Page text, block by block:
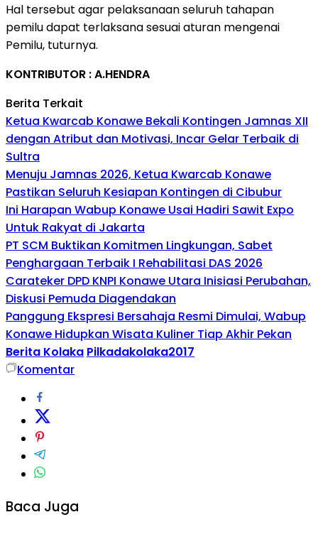
Hal tersebut agar pelaksanaan seluruh tahapan
pemilu dapat terlaksana sesuai aturan mengenai
Pemilu, tuturnya.
KONTRIBUTOR : A.HENDRA
Berita Terkait
Ketua Kwarcab Konawe Bekali Kontingen Jamnas XII
dengan Atribut dan Motivasi, Incar Gelar Terbaik di
Sultra
Menuju Jamnas 2026, Ketua Kwarcab Konawe
Pastikan Seluruh Kesiapan Kontingen di Cibubur
Ini Harapan Wabup Konawe Usai Hadiri Sawit Expo
Untuk Rakyat di Jakarta
PT SCM Buktikan Komitmen Lingkungan, Sabet
Penghargaan Terbaik I Rehabilitasi DAS 2026
Carateker DPD KNPI Konawe Utara Inisiasi Perubahan,
Diskusi Pemuda Diagendakan
Panggung Ekspresi Bersahaja Resmi Dimulai, Wabup
Konawe Hidupkan Wisata Kuliner Tiap Akhir Pekan
Berita Kolaka Pilkadakolaka2017
Komentar
Baca Juga